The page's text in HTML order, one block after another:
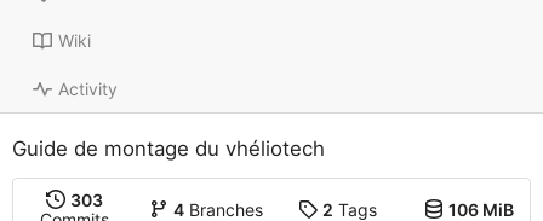
Wiki
Activity
Guide de montage du vhéliotech
303
4Branches 2 Tags 106 MiB